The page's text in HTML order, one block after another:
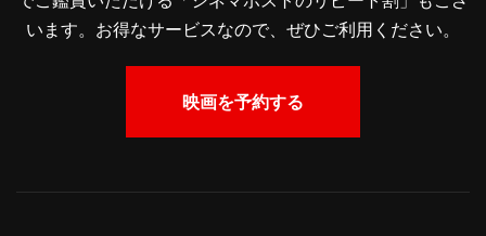
います。お得なサービスなので、ぜひご利用ください。
映画を予約する